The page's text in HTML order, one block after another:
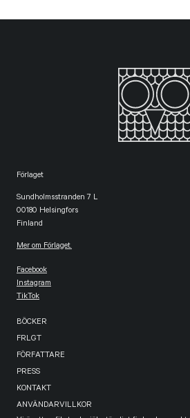
Förlaget
Sundholmsstranden 7 L
00180 Helsingfors
Finland
Mer om Förlaget.
Facebook
Instagram
TikTok
BÖCKER
FRLGT
FÖRFATTARE
PRESS
KONTAKT
ANVÄNDARVILLKOR